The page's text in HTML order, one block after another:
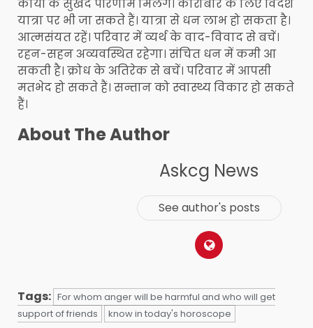
कार्यों के सुखद परिणाम मिलेंगे। कारोबार के लिए विदेश
यात्रा पर भी जा सकते हैं। यात्रा से धन लाभ हो सकता है।
आत्मसंयत रहें। परिवार में व्यर्थ के वाद-विवाद से बचें।
रहन-सहन अव्यवस्थित रहेगा। संचित धन में कमी आ
सकती है। क्रोध के अतिरेक से बचें। परिवार में आपसी
मतभेद हो सकते हैं। सन्तान को स्वास्थ्य विकार हो सकते
हैं।
About The Author
Askcg News
See author's posts
Tags: For whom anger will be harmful and who will get
support of friends
know in today's horoscope